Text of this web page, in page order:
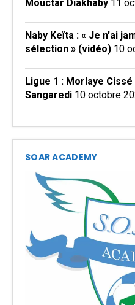
Mouctar Diakhaby 11
Naby Keïta : « Je n’ai
sélection » (vidéo) 10
Ligue 1 : Morlaye Cissé
Sangaredi 10 octobre
SOAR ACADEMY